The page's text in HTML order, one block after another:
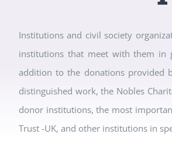
Institutions and civil society
institutions that meet with them in
addition to the donations provided
distinguished work, the Nobles
donor institutions, the most
Trust -UK, and other institutions in